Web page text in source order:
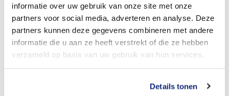
informatie over uw gebruik van onze site met onze
partners voor social media, adverteren en analyse. Deze
partners kunnen deze gegevens combineren met andere
informatie die u aan ze heeft verstrekt of die ze hebben
verzameld op basis van uw gebruik van hun services.
Details tonen